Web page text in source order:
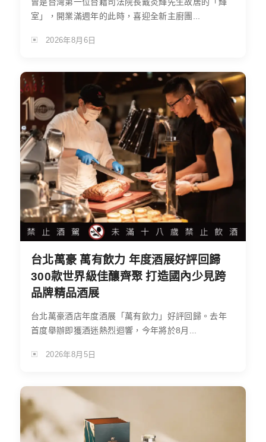
室」，開業滿週年的此時，喜迎全新主廚團...
2026年8月6日
台北萬豪 萬有飲力 年度酒展好評回歸
300款世界級佳釀齊聚 打造國內少見跨
品牌精品酒展
台北萬豪酒店年度酒展「萬有飲力」好評回歸。去年
首度舉辦即獲酒迷熱烈迴響，今年將於8月...
2026年8月5日